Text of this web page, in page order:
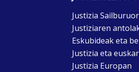
Justizia
Justiziaren
Eskubideak eta
Justizia eta
Justizia Europan